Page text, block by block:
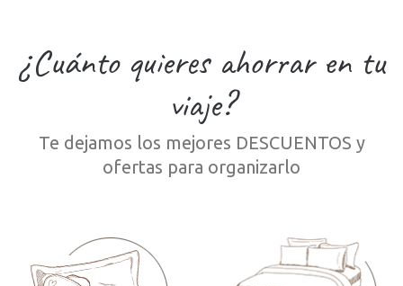
¿Cuánto quieres ahorrar en tu
viaje?
Te dejamos los mejores DESCUENTOS y
ofertas para organizarlo